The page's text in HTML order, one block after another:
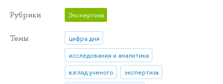
Рубрики Экспертиза
Темы
цифра дня
исследования и аналитика
взгляд ученого
экспертиза